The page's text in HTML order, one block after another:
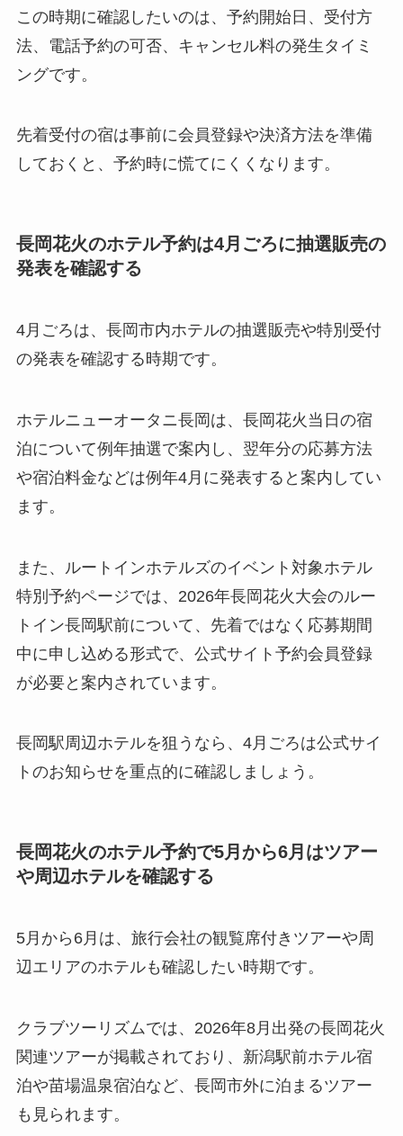
この時期に確認したいのは、予約開始日、受付方
法、電話予約の可否、キャンセル料の発生タイミ
ングです。
先着受付の宿は事前に会員登録や決済方法を準備
しておくと、予約時に慌てにくくなります。
長岡花火のホテル予約は4月ごろに抽選販売の
発表を確認する
4月ごろは、長岡市内ホテルの抽選販売や特別受付
の発表を確認する時期です。
ホテルニューオータニ長岡は、長岡花火当日の宿
泊について例年抽選で案内し、翌年分の応募方法
や宿泊料金などは例年4月に発表すると案内してい
ます。
また、ルートインホテルズのイベント対象ホテル
特別予約ページでは、2026年長岡花火大会のルー
トイン長岡駅前について、先着ではなく応募期間
中に申し込める形式で、公式サイト予約会員登録
が必要と案内されています。
長岡駅周辺ホテルを狙うなら、4月ごろは公式サイ
トのお知らせを重点的に確認しましょう。
長岡花火のホテル予約で5月から6月はツアー
や周辺ホテルを確認する
5月から6月は、旅行会社の観覧席付きツアーや周
辺エリアのホテルも確認したい時期です。
クラブツーリズムでは、2026年8月出発の長岡花火
関連ツアーが掲載されており、新潟駅前ホテル宿
泊や苗場温泉宿泊など、長岡市外に泊まるツアー
も見られます。